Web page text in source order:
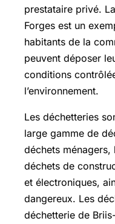
prestataire privé.
Forges est un
habitants de la
peuvent déposer
conditions
l’environnement.
Les déchetteries
large gamme de
déchets
déchets de
et électroniques,
dangereux. Les
déchetterie de